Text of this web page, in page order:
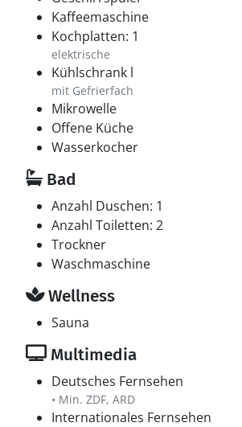
Kaffeemaschine
Kochplatten: 1
elektrische
Kühlschrank l
mit Gefrierfach
Mikrowelle
Offene Küche
Wasserkocher
Bad
Anzahl Duschen: 1
Anzahl Toiletten: 2
Trockner
Waschmaschine
Wellness
Sauna
Multimedia
Deutsches Fernsehen
• Min. ZDF, ARD
Internationales Fernsehen